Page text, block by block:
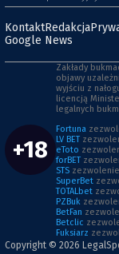
KontaktRedakcja
Google News
+18
Zakłady
objawy
wyjściu z
licencją
legalnych
Fortuna
LV BET
eToto
forBET
STS zezwolenie
SuperBet
TOTALbet
PZBuk
BetFan
Betclic
Fuksiarz
Copyright © 2026